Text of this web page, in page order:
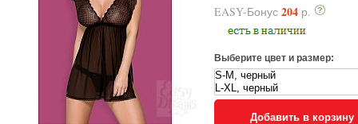
EASY-Бонус 204 р.
Выберите цвет и размер:
Добавить в корзину